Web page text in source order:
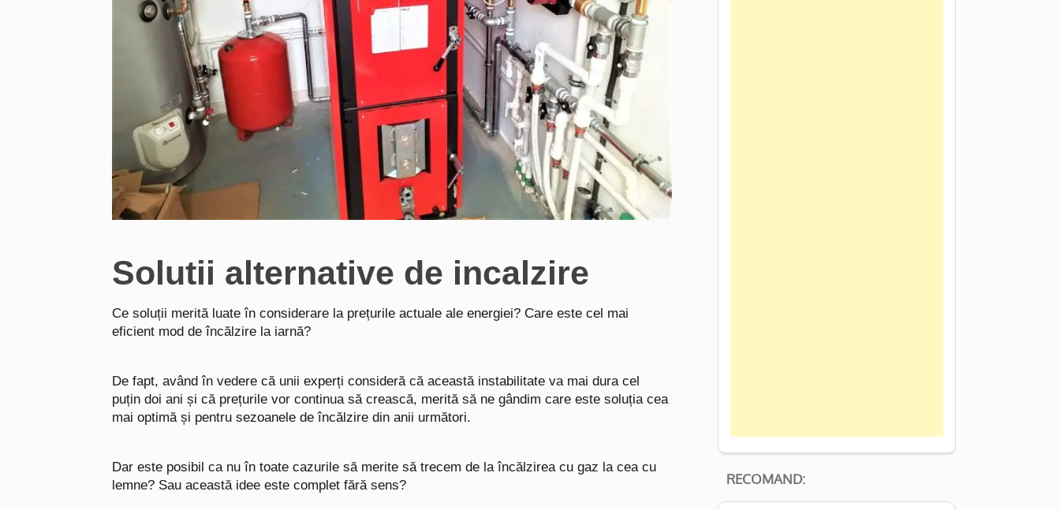
Solutii alternative de incalzire
Ce soluții merită luate în considerare la prețurile actuale ale energiei? Care este cel mai
eficient mod de încălzire la iarnă?
De fapt, având în vedere că unii experți consideră că această instabilitate va mai dura cel
puțin doi ani și că prețurile vor continua să crească, merită să ne gândim care este soluția cea
mai optimă și pentru sezoanele de încălzire din anii următori.
Dar este posibil ca nu în toate cazurile să merite să trecem de la încălzirea cu gaz la cea cu
lemne? Sau această idee este complet fără sens?
RECOMAND: